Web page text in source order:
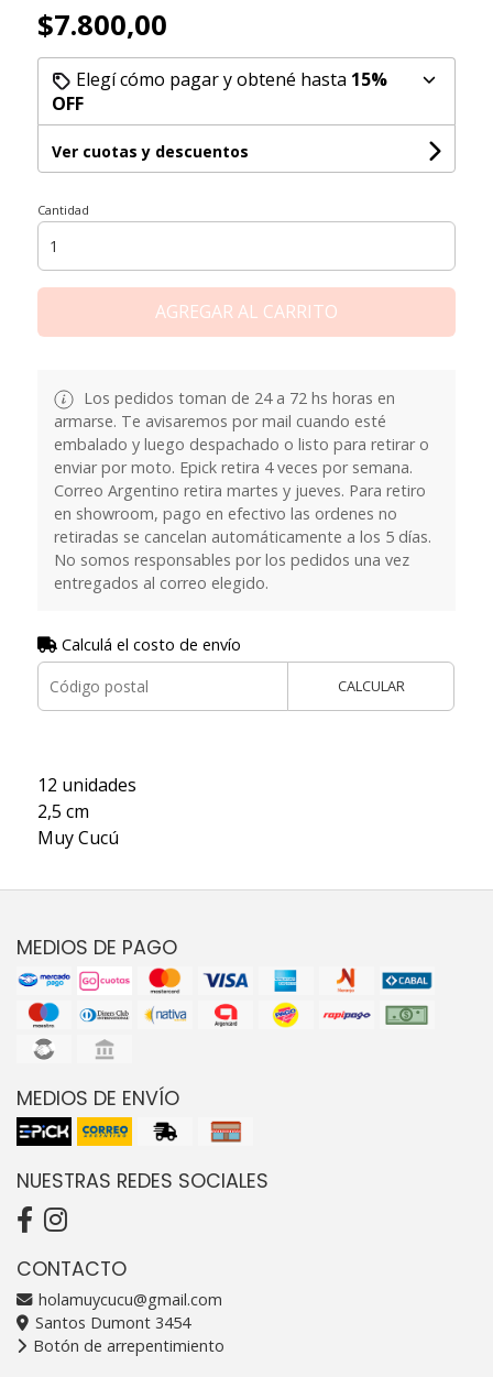
$7.800,00
Elegí cómo pagar y obtené hasta 15%
OFF
Ver cuotas y descuentos
Cantidad
AGREGAR AL CARRITO
Los pedidos toman de 24 a 72 hs horas en
armarse. Te avisaremos por mail cuando esté
embalado y luego despachado o listo para retirar o
enviar por moto. Epick retira 4 veces por semana.
Correo Argentino retira martes y jueves. Para retiro
en showroom, pago en efectivo las ordenes no
retiradas se cancelan automáticamente a los 5 días.
No somos responsables por los pedidos una vez
entregados al correo elegido.
Calculá el costo de envío
CALCULAR
12 unidades
2,5 cm
Muy Cucú
MEDIOS DE PAGO
MEDIOS DE ENVÍO
NUESTRAS REDES SOCIALES
CONTACTO
holamuycucu@gmail.com
Santos Dumont 3454
Botón de arrepentimiento